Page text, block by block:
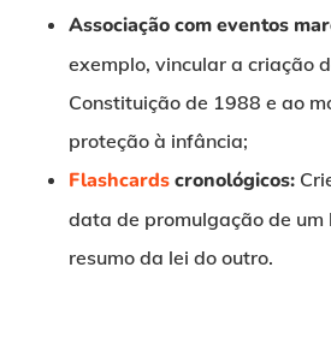
Associação com eventos
exemplo, vincular a criação
Constituição de 1988 e ao
proteção à infância;
Flashcardscronológicos:
data de promulgação de um
resumo da lei do outro.